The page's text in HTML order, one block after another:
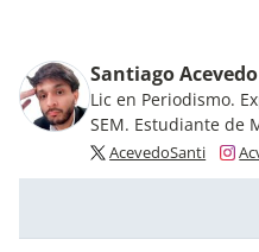
Santiago Acevedo
Lic en Periodismo.
SEM. Estudiante de
AcevedoSanti